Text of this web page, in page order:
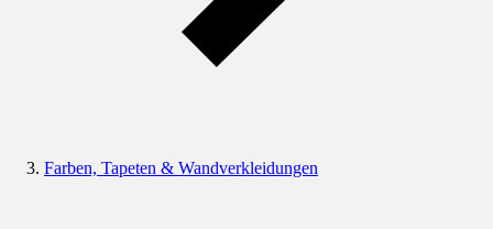
Farben, Tapeten & Wandverkleidungen